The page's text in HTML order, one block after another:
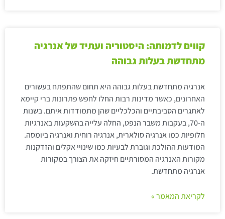
קווים לדמותה: היסטוריה ועתיד של אנרגיה
מתחדשת בעלות גבוהה
אנרגיה מתחדשת בעלות גבוהה היא תחום שהתפתח בעשורים
האחרונים, כאשר מדינות רבות החלו לחפש פתרונות ברי קיימא
לאתגרים הסביבתיים והכלכליים שהן מתמודדות איתם. בשנות
ה-70, בעקבות משבר הנפט, החלה עלייה בהשקעות באנרגיות
חלופיות כמו אנרגיה סולארית, אנרגיה רוחית ואנרגיה ביומסה.
המודעות ההולכת וגוברת לבעיות כמו שינויי אקלים והזדקנות
מקורות האנרגיה המסורתיים חיזקה את הצורך במקורות
אנרגיה מתחדשת.
לקריאת המאמר »